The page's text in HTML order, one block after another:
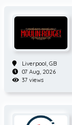
Liverpool, GB
07 Aug, 2026
37 views